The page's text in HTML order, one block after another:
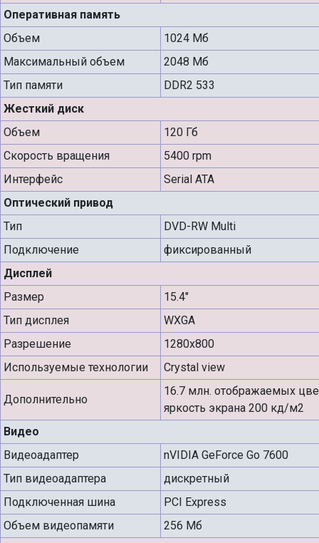
Оперативная память
Объем
1024 Мб
Максимальный объем
2048 Мб
Тип памяти
DDR2 533
Жесткий диск
Объем
120 Гб
Скорость вращения
5400 rpm
Интерфейс
Serial ATA
Оптический привод
Тип
DVD-RW Multi
Подключение
фиксированный
Дисплей
Размер
15.4"
Тип дисплея
WXGA
Разрешение
1280x800
Используемые технологии
Crystal view
Дополнительно
16.7 млн. отображаемых
яркость экрана 200 кд/м2
Видео
Видеоадаптер
nVIDIA GeForce Go 7600
Тип видеоадаптера
дискретный
Подключенная шина
PCI Express
Объем видеопамяти
256 Мб